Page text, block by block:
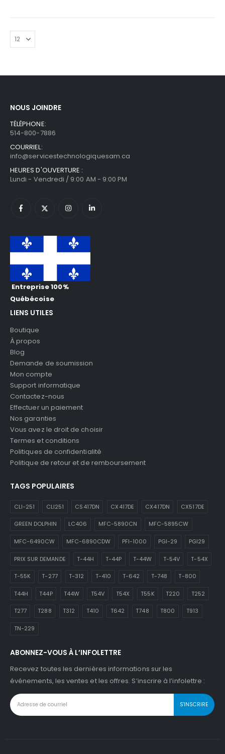
NOUS JOINDRE
TÉLÉPHONE:
514-800-7886
COURRIEL:
info@servicestechnologiquesam.ca
HEURES D'OUVERTURE :
Lundi - Vendredi / 9:00 AM - 9:00 PM
Entreprise 100%
Québécoise
LIENS UTILES
Boutique
À propos
Blog
Demande de soumission
Mon compte
Support informatique
Contactez-nous
Effectuer un paiement
Nos garanties
Vous avez le droit de choisir
Termes et conditions
Politiques de confidentialité
Politique de retour et de remboursement
TAGS POPULAIRES
CLI-251 CLI251 CS417DN CX417DE CX417DN CX517DE
GREEN DOLPHIN LC406 MFC-5890CN MFC-5895CW
MFC-6490CW MFC-6890CDW PFI-1000 PGI-29 PGI29
PRIX SUR DEMANDE T-44H T-44P T-44W T-54V T-54X
T-55K T-277 T-312 T-410 T-642 T-748 T-800
T44H T44P T44W T54V T54X T55K T220 T252
T277 T288 T312 T410 T642 T748 T800 T913
TN-229
ABONNEZ-VOUS À L’INFOLETTRE
Recevez toutes les dernières informations sur les
événements, les ventes et les offres. S’inscrire à l’infolettre :